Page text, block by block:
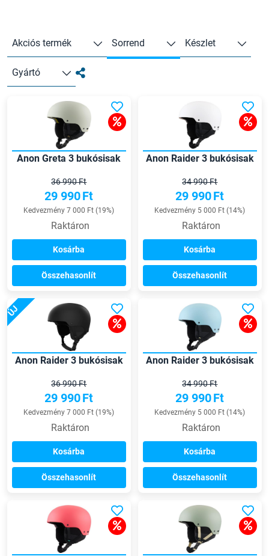
Akciós termék Sorrend Készlet
Gyártó
Anon Greta 3 bukósisak
36 990 Ft
29 990Ft
Kedvezmény 7 000 Ft (19%)
Raktáron
Kosárba
Összehasonlít
Anon Raider 3 bukósisak
34 990 Ft
29 990Ft
Kedvezmény 5 000 Ft (14%)
Raktáron
Kosárba
Összehasonlít
ÚJ
Anon Raider 3 bukósisak
36 990 Ft
29 990Ft
Kedvezmény 7 000 Ft (19%)
Raktáron
Kosárba
Összehasonlít
Anon Raider 3 bukósisak
34 990 Ft
29 990Ft
Kedvezmény 5 000 Ft (14%)
Raktáron
Kosárba
Összehasonlít